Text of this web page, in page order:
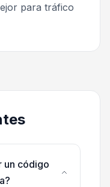
para tráfico
un código